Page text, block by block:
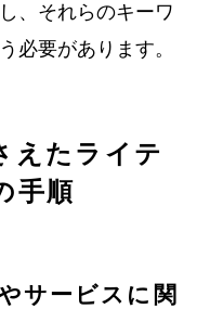
、それらのキーワ
必要があります。
えたライテ
手順
サービスに関